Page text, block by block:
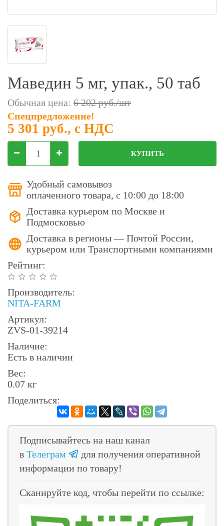
Маведин 5 мг, упак., 50 таб
Обычная цена: 6 202 руб./шт
Спецпредложение!
5 301 руб., с НДС
КУПИТЬ
Удобный самовывоз
оплаченного товара, с 10:00 до 18:00
Доставка курьером по Москве и
Подмосковью
Доставка в регионы — Почтой России,
курьером или Транспортными компаниями
Рейтинг:
Производитель:
NITA-FARM
Артикул:
ZVS-01-39214
Наличие:
Есть в наличии
Вес:
0.07 кг
Поделиться:
Подписывайтесь на наш канал
в Телеграм
для получения оперативной
информации по товару!
Сканируйте код, чтобы перейти по ссылке:
Электронная маркировка коров
Держатели лизунцов